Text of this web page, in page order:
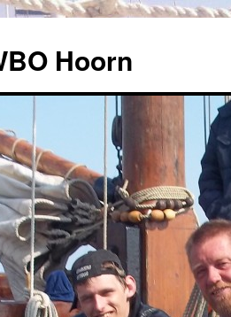
Hoorn